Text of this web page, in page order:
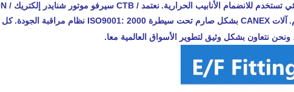
تستخدم للانضمام الأنابيب الحرارية.
آلات CANEX بشكل صارم تحت سيطرة ISO9001: 2000 نظام مراقبة الجودة. كل
نتعاون بشكل وثيق لتطوير الأسواق العالمية معا.